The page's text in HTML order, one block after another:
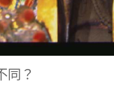
同？